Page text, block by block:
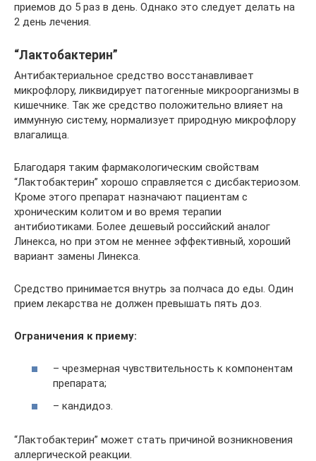
приемов до 5 раз в день. Однако это следует делать на
2 день лечения.
“Лактобактерин”
Антибактериальное средство восстанавливает
микрофлору, ликвидирует патогенные микроорганизмы в
кишечнике. Так же средство положительно влияет на
иммунную систему, нормализует природную микрофлору
влагалища.
Благодаря таким фармакологическим свойствам
“Лактобактерин” хорошо справляется с дисбактериозом.
Кроме этого препарат назначают пациентам с
хроническим колитом и во время терапии
антибиотиками. Более дешевый российский аналог
Линекса, но при этом не меннее эффективный, хороший
вариант замены Линекса.
Средство принимается внутрь за полчаса до еды. Один
прием лекарства не должен превышать пять доз.
Ограничения к приему:
– чрезмерная чувствительность к компонентам
препарата;
– кандидоз.
“Лактобактерин” может стать причиной возникновения
аллергической реакции.